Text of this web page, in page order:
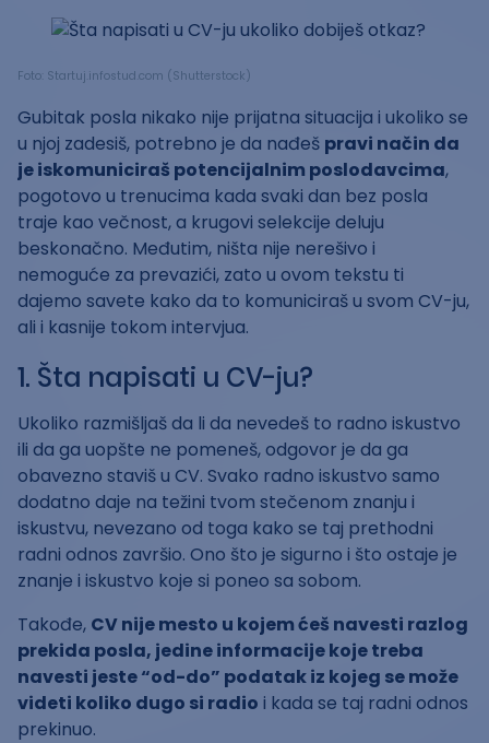
Foto: Startuj.infostud.com (Shutterstock)
Gubitak posla nikako nije prijatna situacija i ukoliko se
u njoj zadesiš, potrebno je da nađeš pravi način da
je iskomuniciraš potencijalnim poslodavcima,
pogotovo u trenucima kada svaki dan bez posla
traje kao večnost, a krugovi selekcije deluju
beskonačno. Međutim, ništa nije nerešivo i
nemoguće za prevazići, zato u ovom tekstu ti
dajemo savete kako da to komuniciraš u svom CV-ju,
ali i kasnije tokom intervjua.
1. Šta napisati u CV-ju?
Ukoliko razmišljaš da li da nevedeš to radno iskustvo
ili da ga uopšte ne pomeneš, odgovor je da ga
obavezno staviš u CV. Svako radno iskustvo samo
dodatno daje na težini tvom stečenom znanju i
iskustvu, nevezano od toga kako se taj prethodni
radni odnos završio. Ono što je sigurno i što ostaje je
znanje i iskustvo koje si poneo sa sobom.
Takođe, CV nije mesto u kojem ćeš navesti razlog
prekida posla, jedine informacije koje treba
navesti jeste “od-do” podatak iz kojeg se može
videti koliko dugo si radio i kada se taj radni odnos
prekinuo.